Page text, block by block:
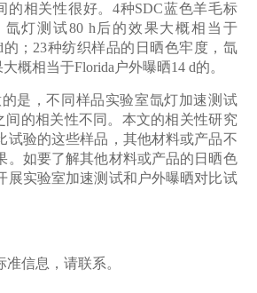
的相关性很好。 4种SDC蓝色羊毛标
氙灯测试80 h 后的效果大概相当于
的； 23种纺织样品的日晒色牢度，氙
大概相当于Florida 户外曝晒14 d的。
是，不同样品实验室氙灯加速测试
间的相关性不同。本文的相关性研究
试验的这些样品，其他材料或产品不
。如要了解其他材料或产品的日晒色
展实验室加速测试和户外曝晒对比试
信息，请联系。